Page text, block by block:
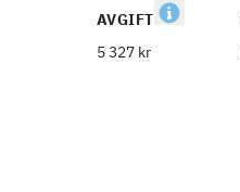
AVGIFT
5 327 kr